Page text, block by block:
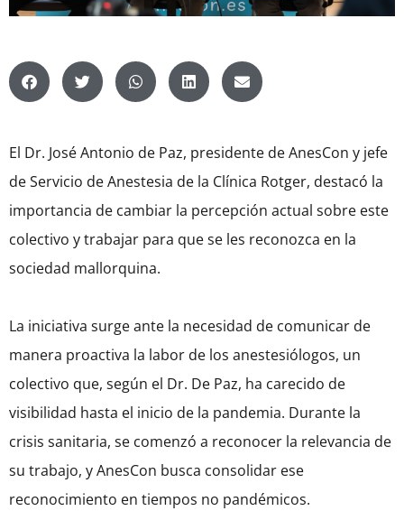
El Dr. José Antonio de Paz, presidente de AnesCon y jefe
de Servicio de Anestesia de la Clínica Rotger, destacó la
importancia de cambiar la percepción actual sobre este
colectivo y trabajar para que se les reconozca en la
sociedad mallorquina.
La iniciativa surge ante la necesidad de comunicar de
manera proactiva la labor de los anestesiólogos, un
colectivo que, según el Dr. De Paz, ha carecido de
visibilidad hasta el inicio de la pandemia. Durante la
crisis sanitaria, se comenzó a reconocer la relevancia de
su trabajo, y AnesCon busca consolidar ese
reconocimiento en tiempos no pandémicos.